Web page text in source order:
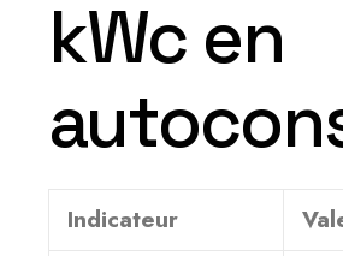
kWc en
Indicateur